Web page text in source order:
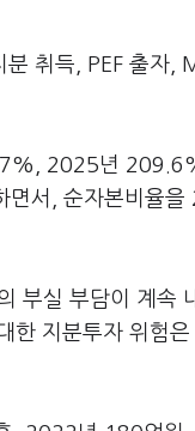
취득, PEF 출자,
2025년
면서, 순자본비율
부실 부담이 계속
한 지분투자 위험